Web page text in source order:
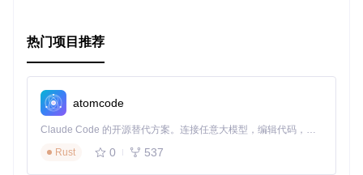
热门项目推荐
atomcode
Claude Code 的开源替代方案。连接任意大模型，编辑代码，运行命令，自动验证 — 全自动执行。用 Rust 构建，极致性能。 ｜ An open-source alternative to Claude Code. Connect any LLM, edit code, run commands, and verify changes — autonomously. Built in Rust for speed. Get Started
Rust
0 537